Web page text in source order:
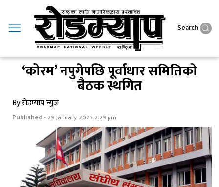
Search
‘कोरम’ नपुगेपछि पूर्वाधार समितिको
बैठक स्थगित
By रोडम्याप न्युज
Published- 29 January, 2025 2:29 pm